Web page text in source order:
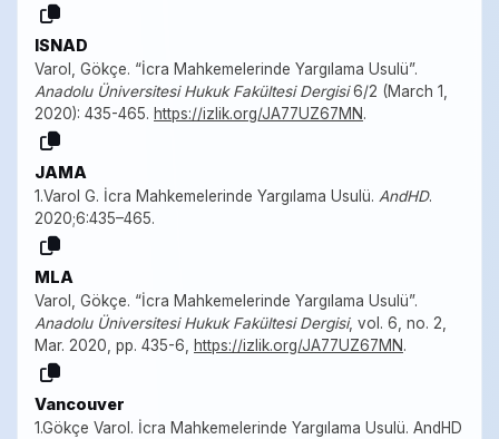
ISNAD
Varol, Gökçe. “İcra Mahkemelerinde Yargılama Usulü”.
Anadolu Üniversitesi Hukuk Fakültesi Dergisi6/2 (March 1,
2020): 435-465. https://izlik.org/JA77UZ67MN.
JAMA
1.Varol G. İcra Mahkemelerinde Yargılama Usulü. AndHD.
2020;6:435–465.
MLA
Varol, Gökçe. “İcra Mahkemelerinde Yargılama Usulü”.
Anadolu Üniversitesi Hukuk Fakültesi Dergisi, vol. 6, no. 2,
Mar. 2020, pp. 435-6,
https://izlik.org/JA77UZ67MN.
Vancouver
1.Gökçe Varol. İcra Mahkemelerinde Yargılama Usulü. AndHD